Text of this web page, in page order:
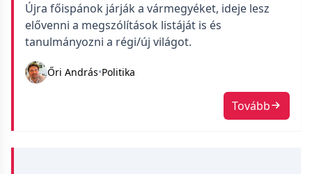
Újra főispánok járják a vármegyéket, ideje lesz
elővenni a megszólítások listáját is és
tanulmányozni a régi/új világot.
Őri András•Politika
Tovább